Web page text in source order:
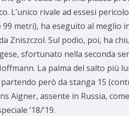
L’unico rivale ad essesi
99 metri), ha eseguito al meglio
Zniszczol. Sul podio, poi, ha
sfortunato nella seconda
La palma del salto più
però da stanga 15
Aigner, assente in Russia,
’18/’19.